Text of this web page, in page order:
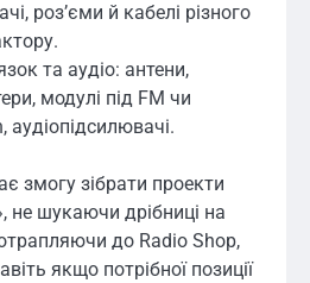
роз’єми й кабелі різного
та аудіо: антени,
модулі під FM чи
аудіопідсилювачі.
змогу зібрати проекти
не шукаючи дрібниці на
до Radio Shop,
якщо потрібної позиції